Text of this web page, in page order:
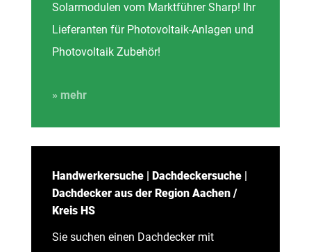
Solarmodulen vom Marktführer Sharp! Ihr
Lieferanten für Photovoltaik-Anlagen und
Photovoltaik Zubehör!
» mehr
Handwerkersuche | Dachdeckersuche |
Dachdecker aus der Region Aachen /
Kreis HS
Sie suchen einen Dachdecker mit